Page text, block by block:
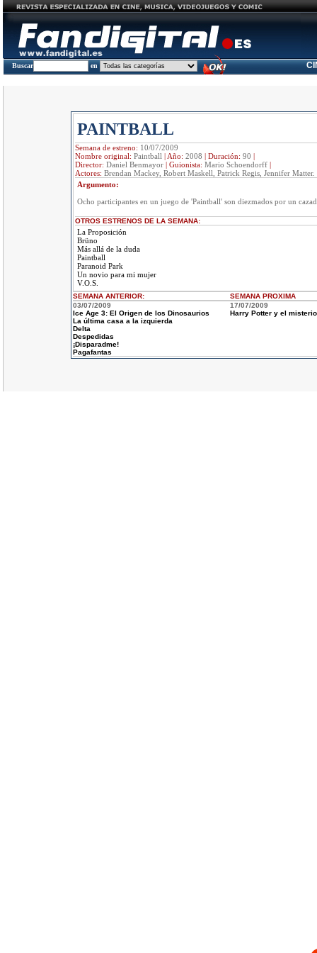
Buscar en
PAINTBALL
Semana de estreno: 10/07/2009
Nombre original: Paintball | Año: 2008 | Duración: 90 |
Director: Daniel Benmayor| Guionista: Mario Schoendorff|
Actores: Brendan Mackey, Robert Maskell, Patrick Regis, Jennifer Matter.
Argumento:
Ocho participantes en un juego de 'Paintball' son diezmados por un
OTROS ESTRENOS DE LA SEMANA:
La Proposición
Brüno
Más allá de la duda
Paintball
Paranoid Park
Un novio para mi mujer
V.O.S.
SEMANA ANTERIOR: SEMANA PROXIMA
03/07/2009
Ice Age 3: El Origen de los Dinosaurios
La última casa a la izquierda
Delta
Despedidas
¡Disparadme!
Pagafantas
17/07/2009
Harry Potter y el